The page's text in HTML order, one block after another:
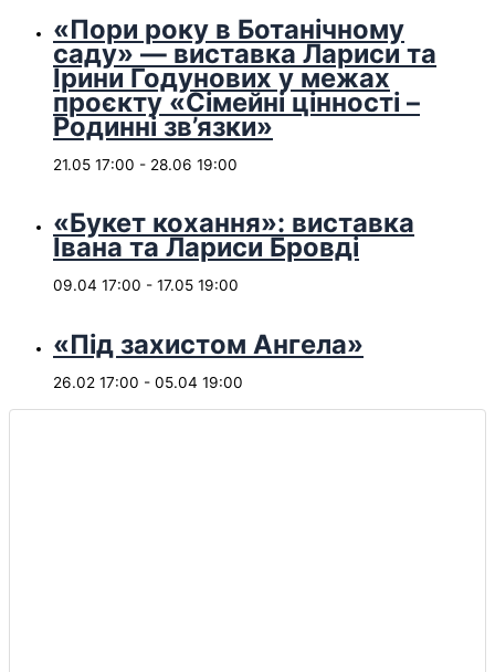
«Пори року в Ботанічному
саду» — виставка Лариси та
Ірини Годунових у межах
проєкту «Сімейні цінності –
Родинні зв’язки»
21.05 17:00 - 28.06 19:00
«Букет кохання»: виставка
Івана та Лариси Бровді
09.04 17:00 - 17.05 19:00
«Під захистом Ангела»
26.02 17:00 - 05.04 19:00